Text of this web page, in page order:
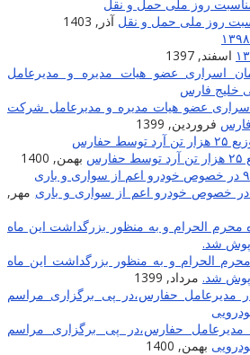
روز ملی حمل و نقل آذر, 1403
اسفند, 1397
اسراری عضو هیات مدیره و مدیرعامل شرکت
فروردین, 1399
بهمن, 1400
مهر,
الحرام و به منظور بزرگداشت این ماه
پوش شد. مرداد, 1399
مدیرعامل حفارس،در پی برگزاری مراسم
بهمن, 1400